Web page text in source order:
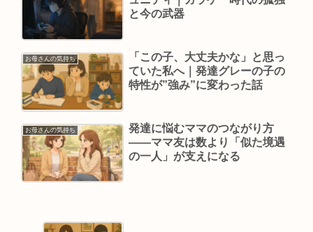
と今の武器
お母さんの気持ち
「この子、大丈夫かな」と思っ
ていた私へ｜発達グレーの子の
特性が”強み”に変わった話
お母さんの気持ち
発達に悩むママのつながり方
——ママ友は数より「似た境遇
の一人」が支えになる